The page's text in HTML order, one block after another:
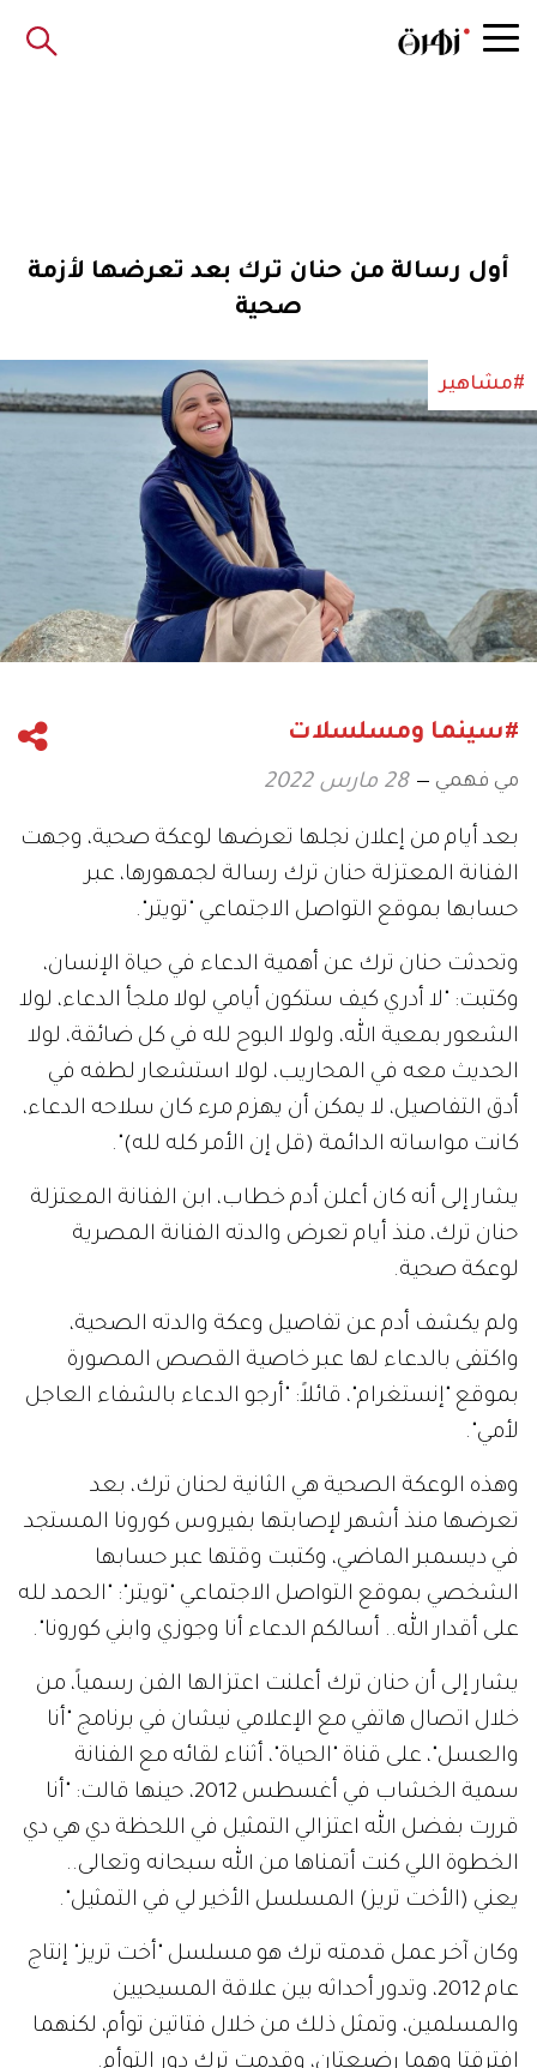
أول رسالة من حنان ترك بعد تعرضها لأزمة
صحية
#مشاهير
#سينما ومسلسلات
مي فهمي 28 مارس 2022
بعد أيام من إعلان نجلها تعرضها لوعكة صحية، وجهت
الفنانة المعتزلة حنان ترك رسالة لجمهورها، عبر
حسابها بموقع التواصل الاجتماعي "تويتر".
وتحدثت حنان ترك عن أهمية الدعاء في حياة الإنسان،
وكتبت: "لا أدري كيف ستكون أيامي لولا ملجأ الدعاء، لولا
الشعور بمعية الله، ولولا البوح لله في كل ضائقة، لولا
الحديث معه في المحاريب، لولا استشعار لطفه في
أدق التفاصيل، لا يمكن أن يهزم مرء كان سلاحه الدعاء،
كانت مواساته الدائمة (قل إن الأمر كله لله)".
يشار إلى أنه كان أعلن أدم خطاب، ابن الفنانة المعتزلة
حنان ترك، منذ أيام تعرض والدته الفنانة المصرية
لوعكة صحية.
ولم يكشف أدم عن تفاصيل وعكة والدته الصحية،
واكتفى بالدعاء لها عبر خاصية القصص المصورة
بموقع "إنستغرام"، قائلاً: "أرجو الدعاء بالشفاء العاجل
لأمي".
وهذه الوعكة الصحية هي الثانية لحنان ترك، بعد
تعرضها منذ أشهر لإصابتها بفيروس كورونا المستجد
في ديسمبر الماضي، وكتبت وقتها عبر حسابها
الشخصي بموقع التواصل الاجتماعي "تويتر": "الحمد لله
على أقدار الله.. أسالكم الدعاء أنا وجوزي وابني كورونا".
يشار إلى أن حنان ترك أعلنت اعتزالها الفن رسمياً، من
خلال اتصال هاتفي مع الإعلامي نيشان في برنامج "أنا
والعسل"، على قناة "الحياة"، أثناء لقائه مع الفنانة
سمية الخشاب في أغسطس 2012، حينها قالت: "أنا
قررت بفضل الله اعتزالي التمثيل في اللحظة دي هي دي
الخطوة اللي كنت أتمناها من الله سبحانه وتعالى..
يعني (الأخت تريز) المسلسل الأخير لي في التمثيل".
وكان آخر عمل قدمته ترك هو مسلسل "أخت تريز" إنتاج
عام 2012، وتدور أحداثه بين علاقة المسيحيين
والمسلمين، وتمثل ذلك من خلال فتاتين توأم، لكنهما
افترقتا وهما رضيعتان، وقدمت ترك دور التوأم.